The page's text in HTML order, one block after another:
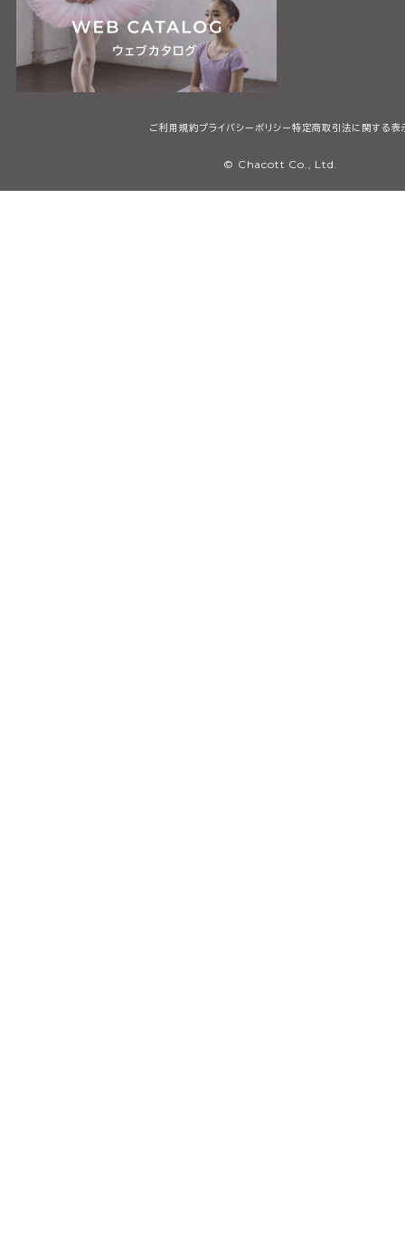
ご利用規約プライバシーポリシー特定商取引法に関する表
© Chacott Co., Ltd.